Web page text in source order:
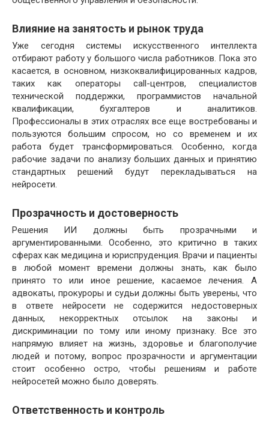
Влияние на занятость и рынок труда
Уже сегодня системы искусственного интеллекта
отбирают работу у большого числа работников. Пока это
касается, в основном, низкоквалифицированных кадров,
таких как операторы call-центров, специалистов
технической поддержки, программистов начальной
квалификации, бухгалтеров и аналитиков.
Профессионалы в этих отраслях все еще востребованы и
пользуются большим спросом, но со временем и их
работа будет трансформироваться. Особенно, когда
рабочие задачи по анализу больших данных и принятию
стандартных решений будут перекладываться на
нейросети.
Прозрачность и достоверность
Решения ИИ должны быть прозрачными и
аргументированными. Особенно, это критично в таких
сферах как медицина и юриспруденция. Врачи и пациенты
в любой момент времени должны знать, как было
принято то или иное решение, касаемое лечения. А
адвокаты, прокуроры и судьи должны быть уверены, что
в ответе нейросети не содержится недостоверных
данных, некорректных отсылок на законы и
дискриминации по тому или иному признаку. Все это
напрямую влияет на жизнь, здоровье и благополучие
людей и потому, вопрос прозрачности и аргументации
стоит особенно остро, чтобы решениям и работе
нейросетей можно было доверять.
Ответственность и контроль